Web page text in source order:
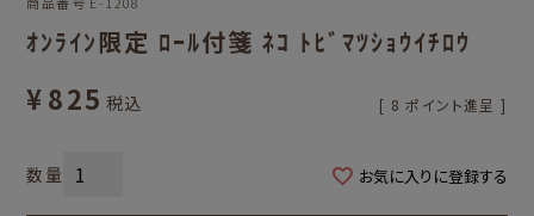
ｵﾝﾗｲﾝ限定 ﾛｰﾙ付箋 ﾈｺ ﾄﾋﾞﾏﾂｼｮｳｲﾁﾛｳ
¥825 税込 [ 8 ポイント進呈 ]
お気に入りに登録する